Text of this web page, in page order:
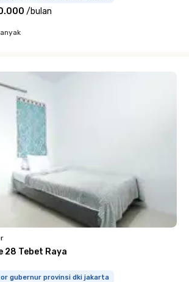
/bulan
28 Tebet Raya
gubernur provinsi dki jakarta